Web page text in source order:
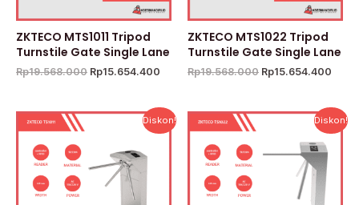
ZKTECO MTS1011 Tripod
Turnstile Gate Single Lane
Rp19.568.000 Rp15.654.400
ZKTECO MTS1022 Tripod
Turnstile Gate Single Lane
Rp19.568.000 Rp15.654.400
Diskon!
Harga
Rp19.568.000.
Harga
saat
Rp15.654.400.
Diskon!
Harga
Rp19.568.000.
saat